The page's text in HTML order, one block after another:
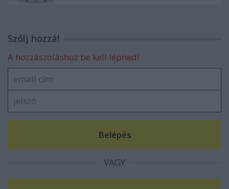
Szólj hozzá!
A hozzászóláshoz be kell lépned!
VAGY